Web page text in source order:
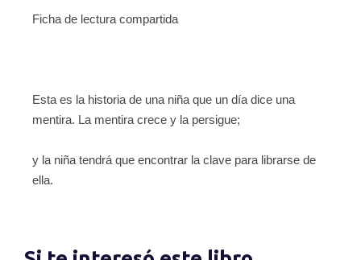
Ficha de lectura compartida
Esta es la historia de una niña que un día dice una
mentira. La mentira crece y la persigue;
y la niña tendrá que encontrar la clave para librarse de
ella.